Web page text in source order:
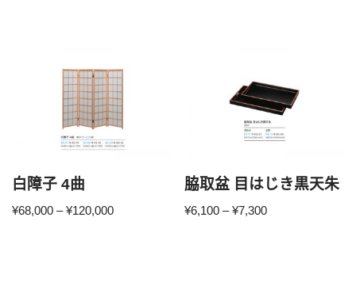
白障子 4曲
¥68,000 –¥120,000
脇取盆 目はじき黒天朱
¥6,100 –¥7,300